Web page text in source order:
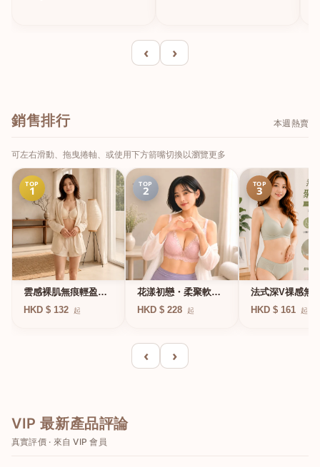
‹ ›
銷售排行 本週熱賣
可左右滑動、拖曳捲軸、或使用下方箭嘴切換以瀏覽更多
TOP
1
雲感裸肌無痕輕盈無
鋼圈內衣
HKD $ 132 起
TOP
2
花漾初戀・柔聚軟鋼
圈蕾絲內衣
HKD $ 228 起
TOP
3
法式深V祼感無
凍軟支撐條無鋼
HKD $ 161 起
‹ ›
VIP 最新產品評論
真實評價 · 來自 VIP 會員